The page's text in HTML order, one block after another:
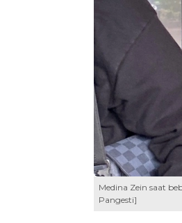
Medina Zein saat
Pangesti]